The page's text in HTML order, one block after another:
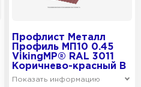
Профлист Металл
Профиль МП10 0.45
VikingMP® RAL 3011
Коричнево-красный B
Показать информацию